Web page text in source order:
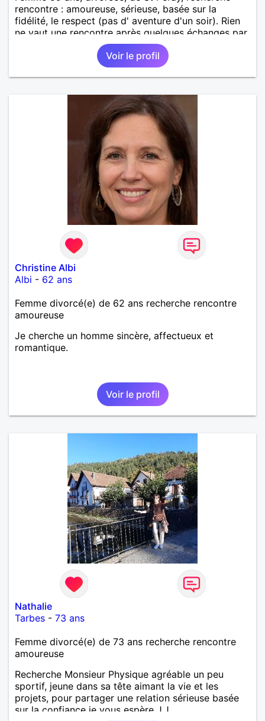
rencontre : amoureuse, sérieuse, basée sur la
fidélité, le respect (pas d' aventure d'un soir). Rien
ne vaut une rencontre après quelques échanges par
messages pour savoir si il y a un feeling entre les
deux et le désir de se revoir. Au plaisir de se
Voir le profil
Christine Albi
Albi - 62 ans
Femme divorcé(e) de 62 ans recherche rencontre
amoureuse
Je cherche un homme sincère, affectueux et
romantique.
Voir le profil
Nathalie
Tarbes - 73 ans
Femme divorcé(e) de 73 ans recherche rencontre
amoureuse
Recherche Monsieur Physique agréable un peu
sportif, jeune dans sa tête aimant la vie et les
projets, pour partager une relation sérieuse basée
sur la confiance je vous espère J.J